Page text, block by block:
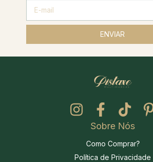
Sobre Nós
Como Comprar?
Política de Privacidade